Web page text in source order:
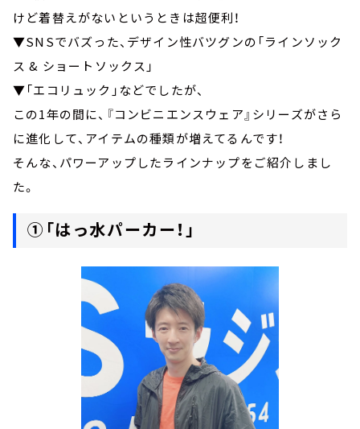
けど着替えがないというときは超便利！
▼SNSでバズった、デザイン性バツグンの「ラインソック
ス & ショートソックス」
▼「エコリュック」などでしたが、
この1年の間に、『コンビニエンスウェア』シリーズがさら
に進化して、アイテムの種類が増えてるんです！
そんな、パワーアップしたラインナップをご紹介しまし
た。
①「はっ水パーカー！」